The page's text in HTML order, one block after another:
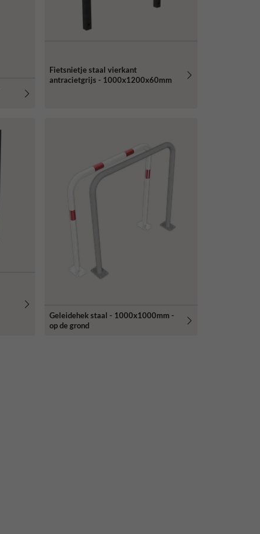
Fietsnietje staal vierkant
antracietgrijs - 1000x1200x60mm
Geleidehek staal - 1000x1000mm -
op de grond